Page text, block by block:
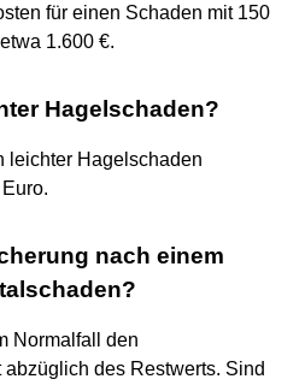
für einen Schaden mit 150
1.600 €.
Hagelschaden?
leichter Hagelschaden
nach einem
Normalfall den
des Restwerts. Sind